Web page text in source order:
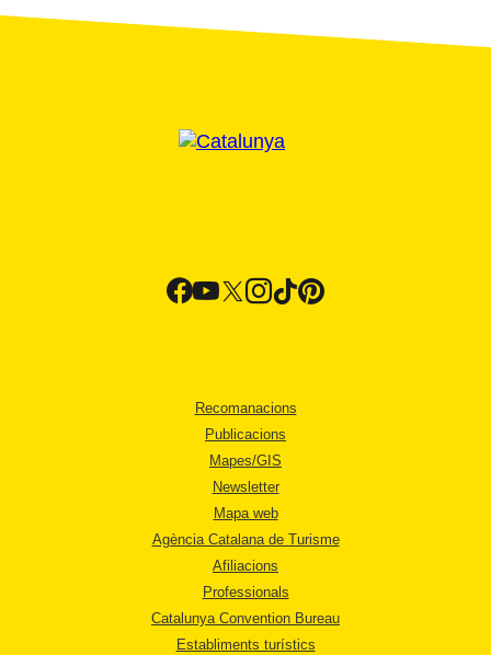
Recomanacions
Publicacions
Mapes/GIS
Newsletter
Mapa web
Agència Catalana de Turisme
Afiliacions
Professionals
Catalunya Convention Bureau
Establiments turístics